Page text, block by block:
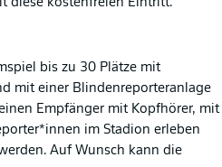
diese kostenfreien Eintritt.
bis zu 30 Plätze mit
mit einer Blindenreporteranlage
Empfänger mit Kopfhörer, mit
im Stadion erleben
Auf Wunsch kann die